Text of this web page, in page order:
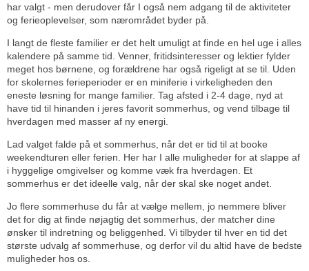
har valgt - men derudover får I også nem adgang til de aktiviteter
og ferieoplevelser, som nærområdet byder på.
I langt de fleste familier er det helt umuligt at finde en hel uge i alles
kalendere på samme tid. Venner, fritidsinteresser og lektier fylder
meget hos børnene, og forældrene har også rigeligt at se til. Uden
for skolernes ferieperioder er en miniferie i virkeligheden den
eneste løsning for mange familier. Tag afsted i 2-4 dage, nyd at
have tid til hinanden i jeres favorit sommerhus, og vend tilbage til
hverdagen med masser af ny energi.
Lad valget falde på et sommerhus, når det er tid til at booke
weekendturen eller ferien. Her har I alle muligheder for at slappe af
i hyggelige omgivelser og komme væk fra hverdagen. Et
sommerhus er det ideelle valg, når der skal ske noget andet.
Jo flere sommerhuse du får at vælge mellem, jo nemmere bliver
det for dig at finde nøjagtig det sommerhus, der matcher dine
ønsker til indretning og beliggenhed. Vi tilbyder til hver en tid det
største udvalg af sommerhuse, og derfor vil du altid have de bedste
muligheder hos os.